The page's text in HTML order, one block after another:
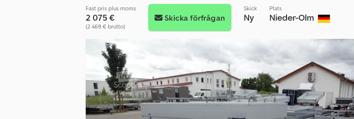
Fast pris plus moms
2 075 €
(2 469 € brutto)
Skicka förfrågan
Skick
Ny
Plats
Nieder-Olm